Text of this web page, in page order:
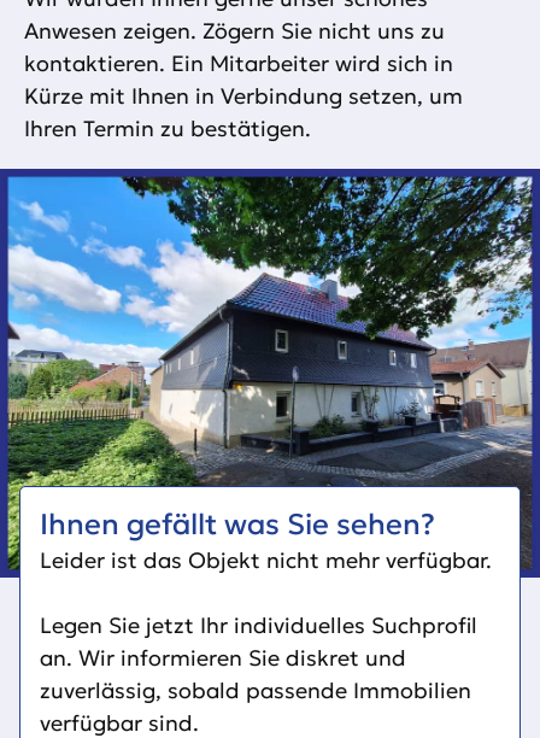
Anwesen zeigen. Zögern Sie nicht uns zu
kontaktieren. Ein Mitarbeiter wird sich in
Kürze mit Ihnen in Verbindung setzen, um
Ihren Termin zu bestätigen.
Ihnen gefällt was Sie sehen?
Leider ist das Objekt nicht mehr verfügbar.
Legen Sie jetzt Ihr individuelles Suchprofil
an. Wir informieren Sie diskret und
zuverlässig, sobald passende Immobilien
verfügbar sind.